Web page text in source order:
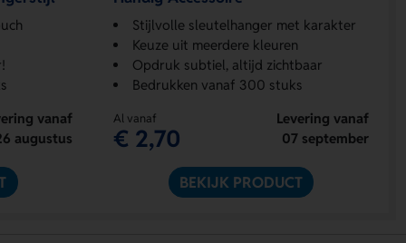
vanaf
augustus
Stijlvolle sleutelhanger met karakter
Keuze uit meerdere kleuren
Opdruk subtiel, altijd zichtbaar
Bedrukken vanaf 300 stuks
Al vanaf
€ 2,70
Levering vanaf
07 september
BEKIJK PRODUCT